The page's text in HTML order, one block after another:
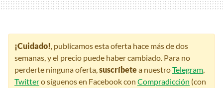
¡Cuidado!, publicamos esta oferta hace más de dos
semanas, y el precio puede haber cambiado. Para no
perderte ninguna oferta,suscríbetea nuestroTelegram,
Twittero síguenos en Facebook con Compradicción (con